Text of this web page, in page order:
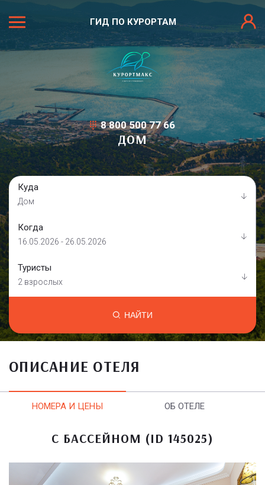
ГИД ПО КУРОРТАМ
8 800 500 77 66
ДОМ
Куда
Дом
Когда
16.05.2026 - 26.05.2026
Туристы
2 взрослых
НАЙТИ
ОПИСАНИЕ ОТЕЛЯ
НОМЕРА И ЦЕНЫ ОБ ОТЕЛЕ
С БАССЕЙНОМ (ID 145025)